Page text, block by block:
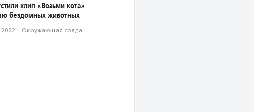
клип «Возьми кота»
бездомных животных
· Окружающая среда